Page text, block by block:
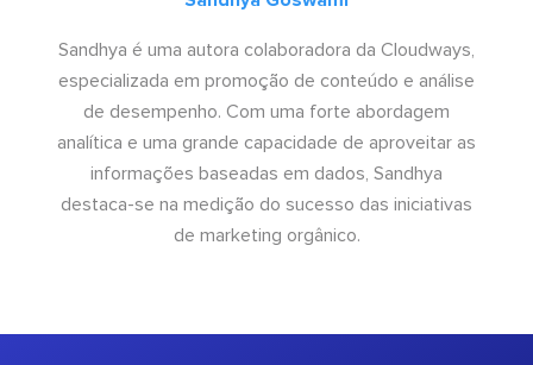
Sandhya é uma autora colaboradora da Cloudways,
especializada em promoção de conteúdo e análise
de desempenho. Com uma forte abordagem
analítica e uma grande capacidade de aproveitar as
informações baseadas em dados, Sandhya
destaca-se na medição do sucesso das iniciativas
de marketing orgânico.